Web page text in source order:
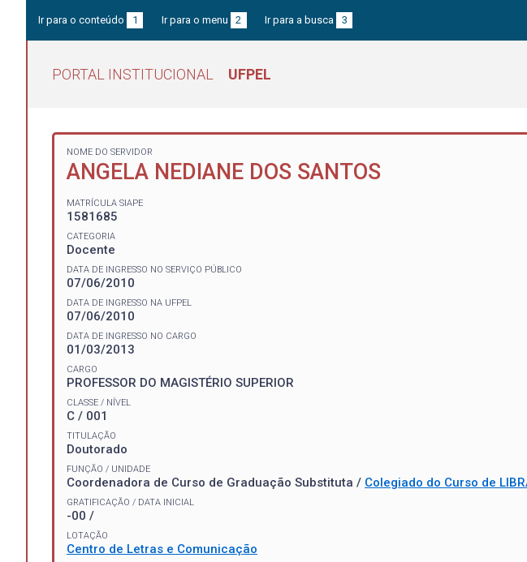
Ir para o conteúdo 1 Ir para o menu 2 Ir para a busca 3
PORTAL INSTITUCIONAL UFPEL
NOME DO SERVIDOR
ANGELA NEDIANE DOS SANTOS
MATRÍCULA SIAPE
1581685
CATEGORIA
Docente
DATA DE INGRESSO NO SERVIÇO PÚBLICO
07/06/2010
DATA DE INGRESSO NA UFPEL
07/06/2010
DATA DE INGRESSO NO CARGO
01/03/2013
CARGO
PROFESSOR DO MAGISTÉRIO SUPERIOR
CLASSE / NÍVEL
C / 001
TITULAÇÃO
Doutorado
FUNÇÃO / UNIDADE
Coordenadora de Curso de Graduação Substituta / Colegiado do Curso de
GRATIFICAÇÃO / DATA INICIAL
-00 /
LOTAÇÃO
Centro de Letras e Comunicação